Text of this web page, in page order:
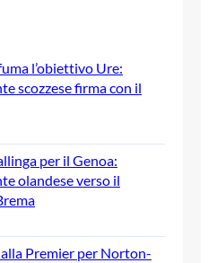
l’obiettivo Ure:
scozzese firma con il
per il Genoa:
olandese verso il
Premier per Norton-